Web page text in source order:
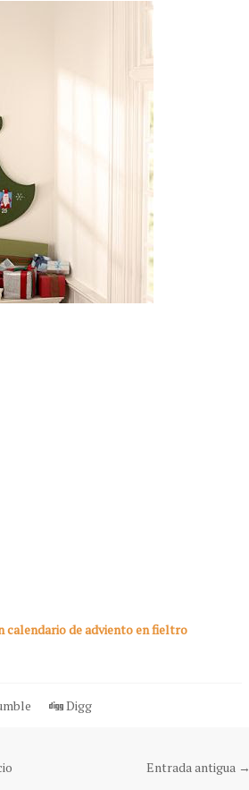
calendario de adviento en fieltro
Digg
Entrada antigua →